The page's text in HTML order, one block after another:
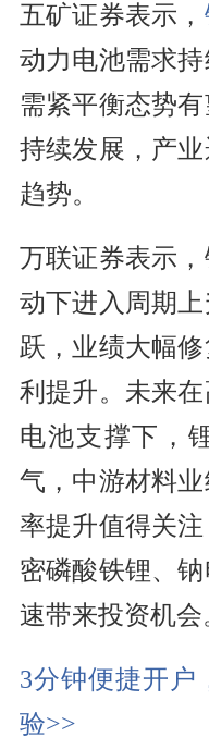
五矿证券表示，
动力电池需求
需紧平衡态势
持续发展，产
趋势。
万联证券表示
动下进入周期
跃，业绩大幅
利提升。未来
电池支撑下，
气，中游材料
率提升值得关
密磷酸铁锂、
速带来投资机会
3分钟便捷开户
验>>